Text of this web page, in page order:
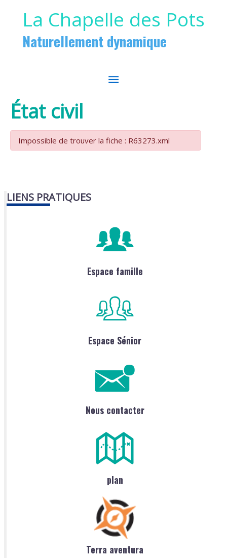
La Chapelle des Pots
Naturellement dynamique
MENU
État civil
Impossible de trouver la fiche : R63273.xml
LIENS PRATIQUES
Espace famille
Espace Sénior
Nous contacter
plan
Terra aventura